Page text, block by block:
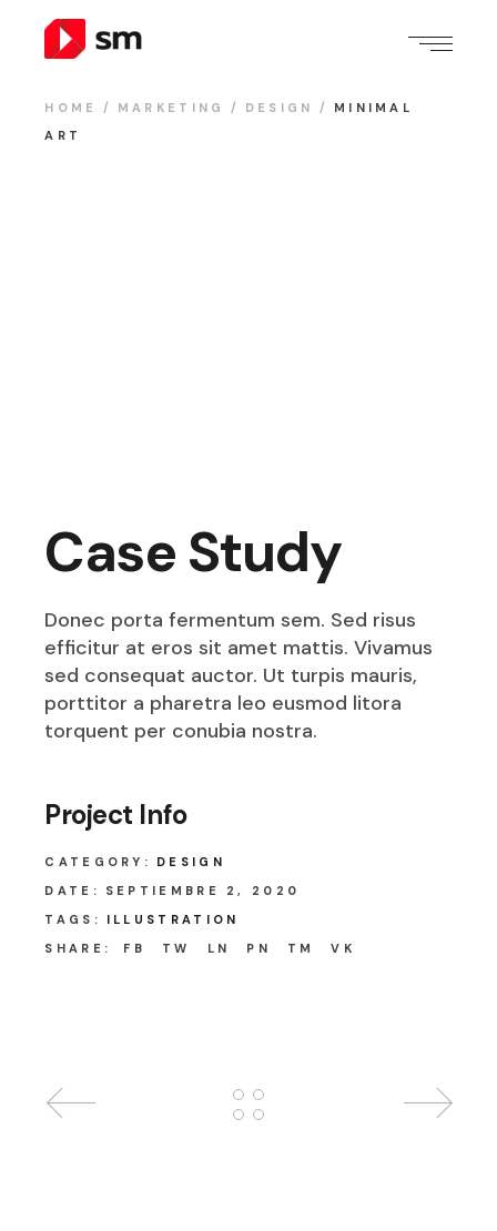
HOME MARKETING DESIGN
MINIMAL
ART
Case Study
Donec porta fermentum sem. Sed risus
efficitur at eros sit amet mattis. Vivamus
sed consequat auctor. Ut turpis mauris,
porttitor a pharetra leo eusmod litora
torquent per conubia nostra.
Project Info
CATEGORY:
DESIGN
DATE:
SEPTIEMBRE 2, 2020
TAGS:
ILLUSTRATION
SHARE:
FB TW LN PN TM VK